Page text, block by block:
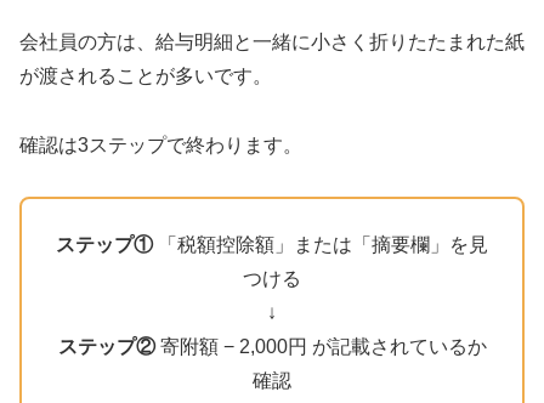
会社員の方は、給与明細と一緒に小さく折りたたまれた紙
が渡されることが多いです。
確認は3ステップで終わります。
ステップ①「税額控除額」または「摘要欄」を見
つける
↓
ステップ②寄附額 − 2,000円 が記載されているか
確認